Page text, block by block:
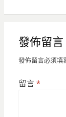
發佈留言
發佈留言必須填
留言*